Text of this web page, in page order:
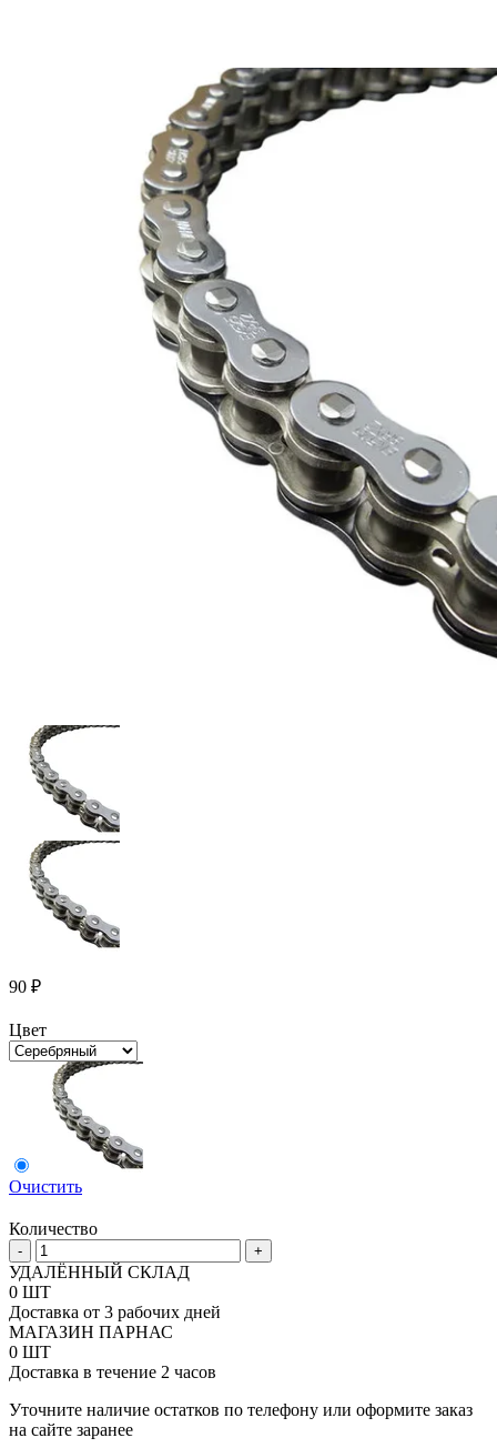
90 ₽
Цвет
Очистить
Количество
-
Количество
товара
Звено
цепи
EK
Chain
525SRX
RING
+
УДАЛЁННЫЙ СКЛАД
0 ШТ
Доставка от 3 рабочих дней
МАГАЗИН ПАРНАС
0 ШТ
Доставка в течение 2 часов
Уточните наличие остатков по телефону или оформите заказ
на сайте заранее